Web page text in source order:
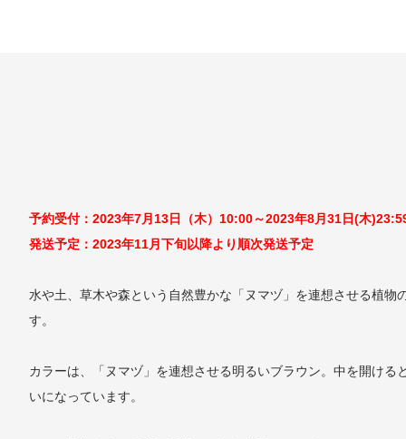
予約受付：2023年7月13日（木）10:00～2023年8月31日(木
発送予定：2023年11月下旬以降より順次発送予定
水や土、草木や森という自然豊かな「ヌマヅ」を連想させる植
す。
カラーは、「ヌマヅ」を連想させる明るいブラウン。中を開け
いになっています。